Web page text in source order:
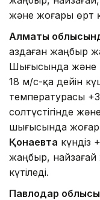
және жоғары өрт
Алматы
аздаған жаңбыр
Шығысында және
18 м/с-қа дейін
температурасы
солтүстігінде
шығысында
Қонаевта күндіз
жаңбыр, найзағай
күтіледі.
Павлодар